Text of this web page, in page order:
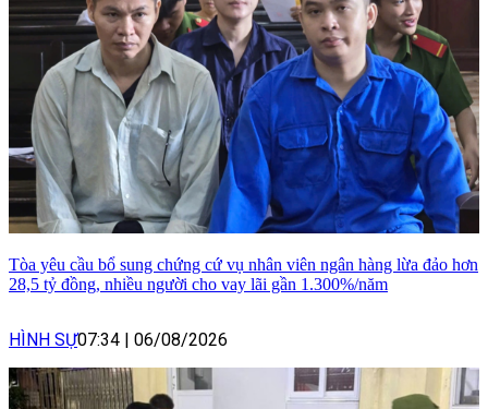
Tòa yêu cầu bổ sung chứng cứ vụ nhân viên ngân hàng lừa đảo hơn
28,5 tỷ đồng, nhiều người cho vay lãi gần 1.300%/năm
HÌNH SỰ07:34 | 06/08/2026